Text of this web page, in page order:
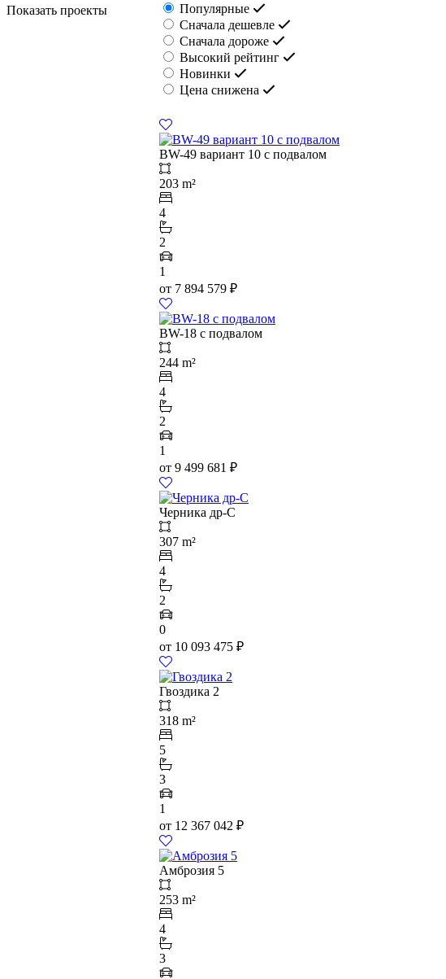
Показать проекты
Популярные
Сначала дешевле
Сначала дороже
Высокий рейтинг
Новинки
Цена снижена
BW-49 вариант 10 с подвалом
203 m²
4
2
1
от 7 894 579 ₽
BW-18 с подвалом
244 m²
4
2
1
от 9 499 681 ₽
Черника др-С
307 m²
4
2
0
от 10 093 475 ₽
Гвоздика 2
318 m²
5
3
1
от 12 367 042 ₽
Амброзия 5
253 m²
4
3